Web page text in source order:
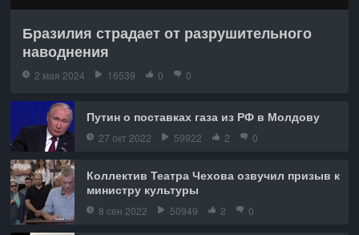
Бразилия страдает от разрушительного
наводнения
2 мая 2024 16539 0 0
Путин о поставках газа из РФ в Молдову
27 окт 2022 59922 2 0
Коллектив Театра Чехова озвучил призыв к
министру культуры
8 сен 2022 50949 2 0